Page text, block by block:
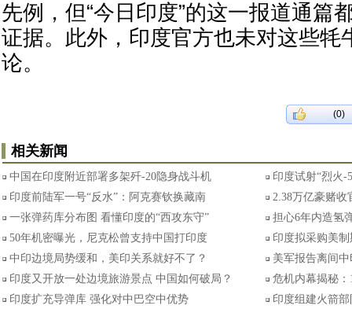
先例，但“今日印度”的这一报道通篇
证据。此外，印度官方也未对这些牦
论。
(0)
相关新闻
中国在印度附近部署多架歼-20隐身战斗机
印度试射“烈火-
印度前陆军一号“反水”：阿克赛钦换藏南
2.38万亿豪赌收
一张弹药库分布图 看懂印度的“西攻东守”
担心6年内造氢
50年机密曝光，尼克松曾支持中国打印度
印度拟采购美
中印边境局势缓和，美印关系就好不了？
美军报告离间
印度又开放一处边境旅游景点 中国如何破局？
危机内幕揭秘
印度扩充导弹库 强化对中巴空中优势
印度组建火箭